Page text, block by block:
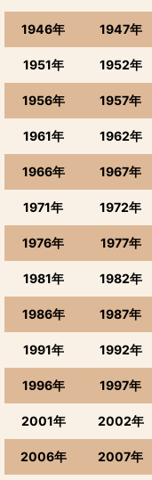
1946年 1947年
1951年 1952年
1956年 1957年
1961年 1962年
1966年 1967年
1971年 1972年
1976年 1977年
1981年 1982年
1986年 1987年
1991年 1992年
1996年 1997年
2001年 2002年
2006年 2007年